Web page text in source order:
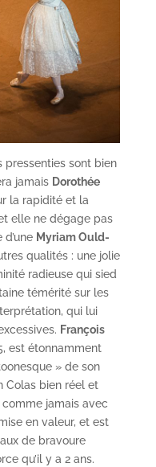
pressenties sont bien
jamais Dorothée
la rapidité et la
elle ne dégage pas
Myriam Ould-
qualités : une jolie
radieuse qui sied
témérité sur les
qui lui
François
est étonnamment
» de son
Colas bien réel et
jamais avec
en valeur, et est
de bravoure
qu’il y a 2 ans.